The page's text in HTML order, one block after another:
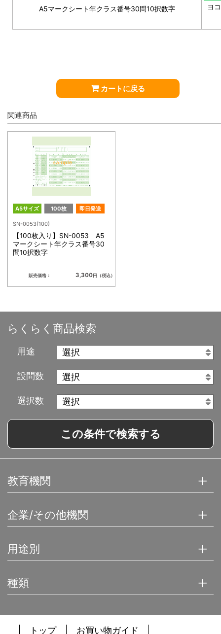
A5マークシート年クラス番号30問10択数字
ヨコ
カートに戻る
関連商品
A5サイズ 100枚 即日発送
SN-0053(100)
【100枚入り】SN-0053 A5
マークシート年クラス番号30
問10択数字
販売価格： 3,300円（税込）
らくらく商品検索
用途
設問数
選択数
この条件で検索する
教育機関
企業/その他機関
用途別
種類
トップ お買い物ガイド